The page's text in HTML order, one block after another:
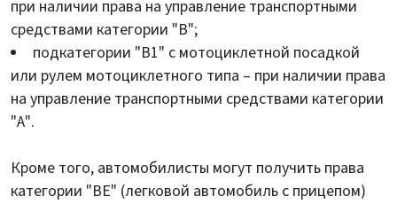
при наличии права на управление транспортными
средствами категории "В";
подкатегории "B1" с мотоциклетной посадкой
или рулем мотоциклетного типа – при наличии права
на управление транспортными средствами категории
"А".
Кроме того, автомобилисты могут получить права
категории "ВЕ" (легковой автомобиль с прицепом)